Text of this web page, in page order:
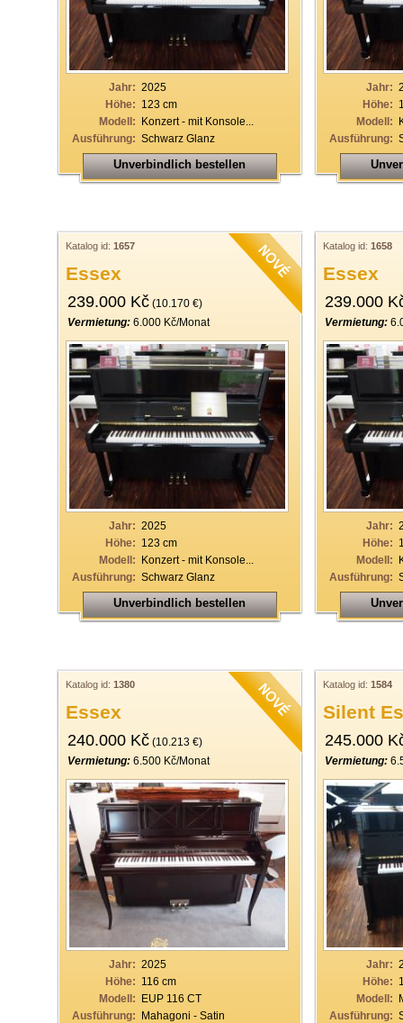
Jahr: 2025
Höhe: 123 cm
Modell: Konzert - mit Konsole...
Ausführung: Schwarz Glanz
Unverbindlich bestellen
Jahr:
Höhe:
Modell:
Ausführung:
Katalog id: 1657
Essex
239.000 Kč (10.170 €)
Vermietung: 6.000 Kč/Monat
Jahr: 2025
Höhe: 123 cm
Modell: Konzert - mit Konsole...
Ausführung: Schwarz Glanz
Unverbindlich bestellen
Katalog id: 1658
Essex
239.000
Vermietung:
Jahr:
Höhe:
Modell:
Ausführung:
Katalog id: 1380
Essex
240.000 Kč (10.213 €)
Vermietung: 6.500 Kč/Monat
Jahr: 2025
Höhe: 116 cm
Modell: EUP 116 CT
Ausführung: Mahagoni - Satin
Katalog id: 1584
Silent
245.000
Vermietung:
Jahr:
Höhe:
Modell:
Ausführung: